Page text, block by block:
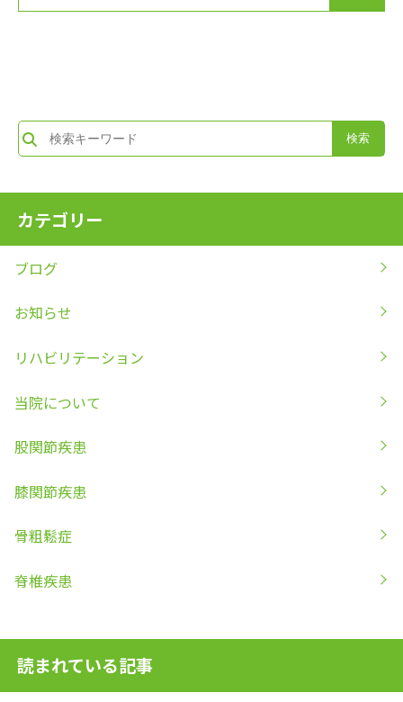
カテゴリー
ブログ
お知らせ
リハビリテーション
当院について
股関節疾患
膝関節疾患
骨粗鬆症
脊椎疾患
読まれている記事